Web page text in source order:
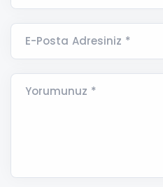
E-Posta Adresiniz *
Yorumunuz *